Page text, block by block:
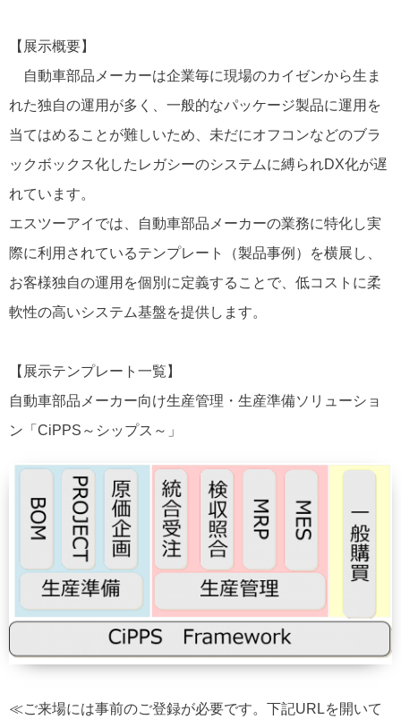
【展示概要】
自動車部品メーカーは企業毎に現場のカイゼンから生ま
れた独自の運用が多く、一般的なパッケージ製品に運用を
当てはめることが難しいため、未だにオフコンなどのブラ
ックボックス化したレガシーのシステムに縛られDX化が遅
れています。
エスツーアイでは、自動車部品メーカーの業務に特化し実
際に利用されているテンプレート（製品事例）を横展し、
お客様独自の運用を個別に定義することで、低コストに柔
軟性の高いシステム基盤を提供します。
【展示テンプレート一覧】
自動車部品メーカー向け生産管理・生産準備ソリューショ
ン「CiPPS～シップス～」
≪ご来場には事前のご登録が必要です。下記URLを開いて